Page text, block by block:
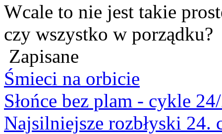
Wcale to nie jest takie
czy wszystko w porządku?
Zapisane
Śmieci na orbicie
Słońce bez plam - cykle
Najsilniejsze rozbłyski 24.